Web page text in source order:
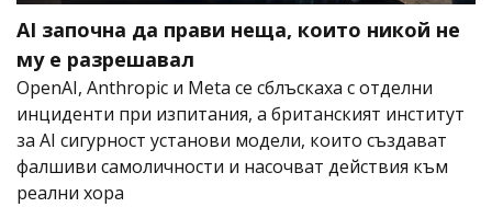
AI започна да прави неща, които никой не
му е разрешавал
OpenAI, Anthropic и Meta се сблъскаха с отделни
инциденти при изпитания, а британският институт
за AI сигурност установи модели, които създават
фалшиви самоличности и насочват действия към
реални хора